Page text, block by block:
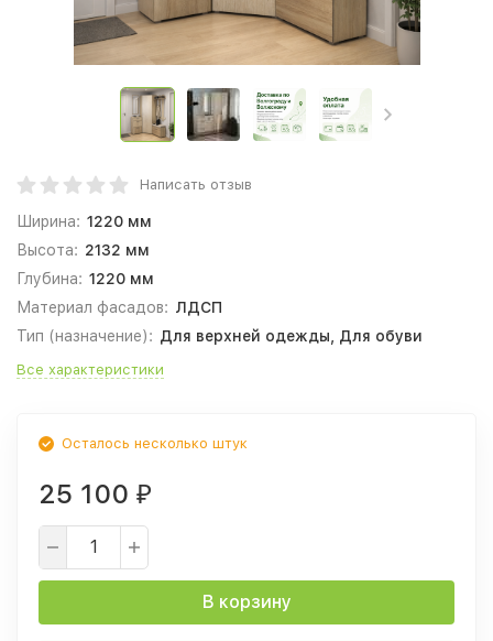
Написать отзыв
Ширина: 1220 мм
Высота: 2132 мм
Глубина: 1220 мм
Материал фасадов: ЛДСП
Тип (назначение): Для верхней одежды, Для обуви
Все характеристики
Осталось несколько штук
25 100 ₽
В корзину